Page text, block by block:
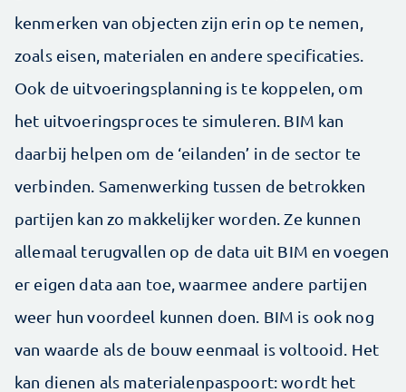
kenmerken van objecten zijn erin op te nemen,
zoals eisen, materialen en andere specificaties.
Ook de uitvoeringsplanning is te koppelen, om
het uitvoeringsproces te simuleren. BIM kan
daarbij helpen om de ‘eilanden’ in de sector te
verbinden. Samenwerking tussen de betrokken
partijen kan zo makkelijker worden. Ze kunnen
allemaal terugvallen op de data uit BIM en voegen
er eigen data aan toe, waarmee andere partijen
weer hun voordeel kunnen doen. BIM is ook nog
van waarde als de bouw eenmaal is voltooid. Het
kan dienen als materialenpaspoort: wordt het